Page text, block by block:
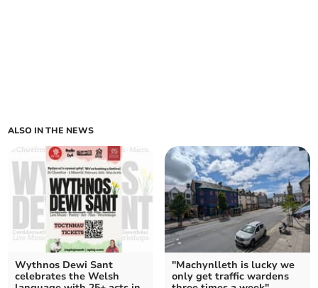
ALSO IN THE NEWS
Wythnos Dewi Sant
celebrates the Welsh
"Machynlleth is lucky we
only get traffic wardens